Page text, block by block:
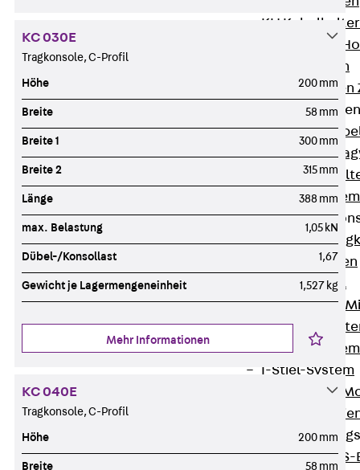
KH Kabelhalter
Hohlleiter-/
Kabelwannen
Kabelschellen
Zurück
KTW
KBH
Zurück
Wandkonsolen
Deckenbügel
Zentral- und
W-Profil-
U-Stiel-System
I-Stiel-System
PUK-STRUT-
C-Profil-
KTS-
Zurück
KC 030E
Tragkonsole, C-Profil
Höhe 200 mm
Breite 58 mm
Breite 1 300 mm
Breite 2 315 mm
Länge 388 mm
max. Belastung 1,05 kN
Dübel-/Konsollast 1,67
Gewicht je Lagermengeneinheit 1,527 kg
Mehr Informationen
KC 040E
Tragkonsole, C-Profil
Höhe 200 mm
Breite 58 mm